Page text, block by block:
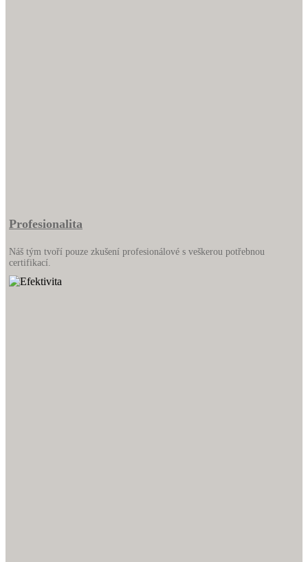
Profesionalita
Náš tým tvoří pouze zkušení profesionálové s veškerou potřebnou
certifikací.